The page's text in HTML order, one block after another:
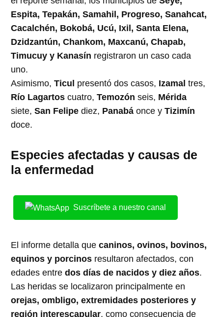
Espita, Tepakán, Samahil, Progreso, Sanahcat,
Cacalchén, Bokobá, Ucú, Ixil, Santa Elena,
Dzidzantún, Chankom, Maxcanú, Chapab,
Timucuy y Kanasín registraron un caso cada
uno.
Asimismo,Ticul presentó dos casos, Izamal tres,
Río Lagartos cuatro,Temozón seis, Mérida
siete,San Felipe diez, Panabá once yTizimín
doce.
Especies afectadas y causas de
la enfermedad
Suscríbete a nuestro canal
El informe detalla quecaninos, ovinos, bovinos,
equinos y porcinos resultaron afectados, con
edades entredos días de nacidos y diez años.
Las heridas se localizaron principalmente en
orejas, ombligo, extremidades posteriores y
región interescapular, como consecuencia de